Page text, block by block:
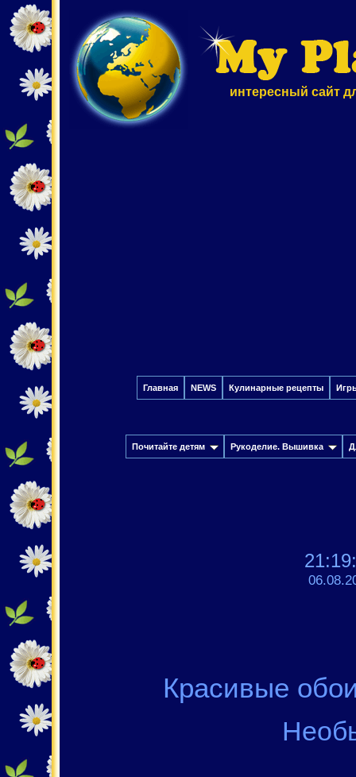
интересный сайт
Главная NEWS Кулинарные рецепты
Почитайте детям Рукоделие. Вышивка
Красивые